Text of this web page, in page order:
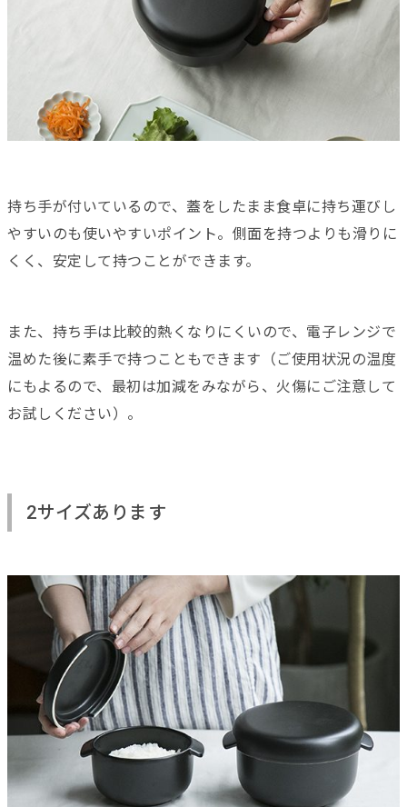
持ち手が付いているので、蓋をしたまま食卓に持ち運びし
やすいのも使いやすいポイント。側面を持つよりも滑りに
くく、安定して持つことができます。
また、持ち手は比較的熱くなりにくいので、電子レンジで
温めた後に素手で持つこともできます（ご使用状況の温度
にもよるので、最初は加減をみながら、火傷にご注意して
お試しください）。
2サイズあります